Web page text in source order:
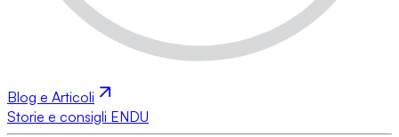
Blog e Articoli
Storie e consigli ENDU